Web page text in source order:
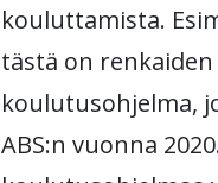
kouluttamista.
tästä on renkaiden
koulutusohjelma,
ABS:n vuonna